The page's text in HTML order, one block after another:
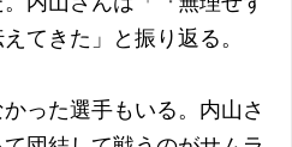
てきた」と振り返る。
った選手もいる。内山さ